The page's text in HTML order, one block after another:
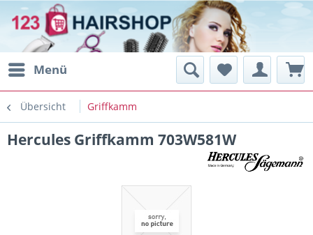
Menü
Übersicht Griffkamm
Hercules Griffkamm 703W581W